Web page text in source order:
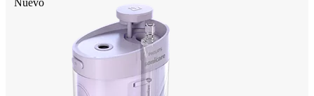
Nuevo